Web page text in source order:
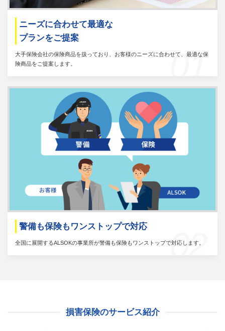
01
ニーズに合わせて最適な
プランをご提案
大手保険会社の保険商品を扱っており、お客様のニーズに合わせて、最適な保
険商品をご提案します。
02
警備も保険もワンストップで対応
全国に展開するALSOKの事業所が警備も保険もワンストップで対応します。
損害保険のサービス紹介